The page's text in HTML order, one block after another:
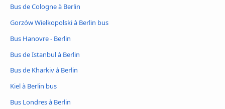
Bus de Cologne à Berlin
Gorzów Wielkopolski à Berlin bus
Bus Hanovre - Berlin
Bus de Istanbul à Berlin
Bus de Kharkiv à Berlin
Kiel à Berlin bus
Bus Londres à Berlin